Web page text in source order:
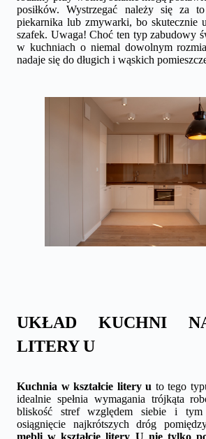
posiłków. Wystrzegać należy się za
piekarnika lub zmywarki, bo skutecznie
szafek. Uwaga! Choć ten typ zabudowy
w kuchniach o niemal dowolnym
nadaje się do długich i wąskich
UKŁAD KUCHNI
LITERY U
Kuchnia w kształcie litery u to tego
idealnie spełnia wymagania trójkąta
bliskość stref względem siebie i tym
osiągnięcie najkrótszych dróg
mebli w kształcie litery U nie tylko